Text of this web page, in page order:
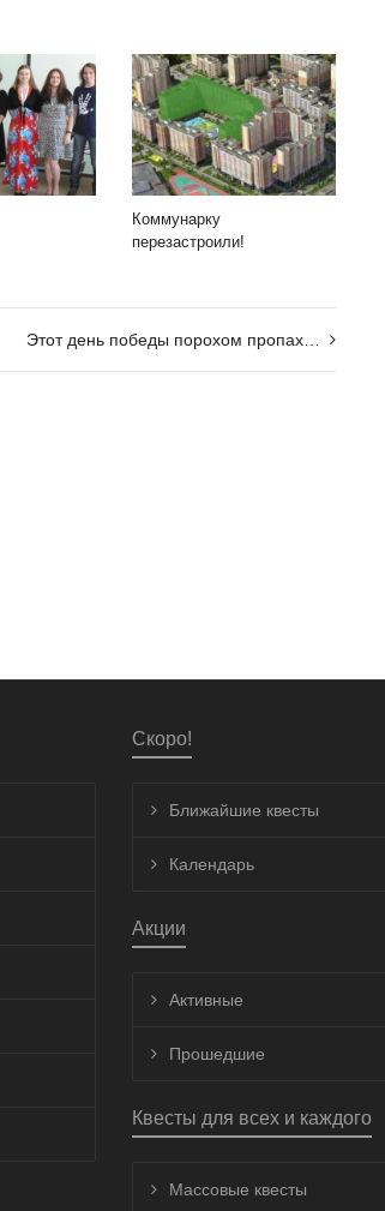
Коммунарку
перезастроили!
Этот день победы порохом пропах…
Скоро!
Ближайшие квесты
Календарь
Акции
Активные
Прошедшие
Квесты для всех и каждого
Массовые квесты